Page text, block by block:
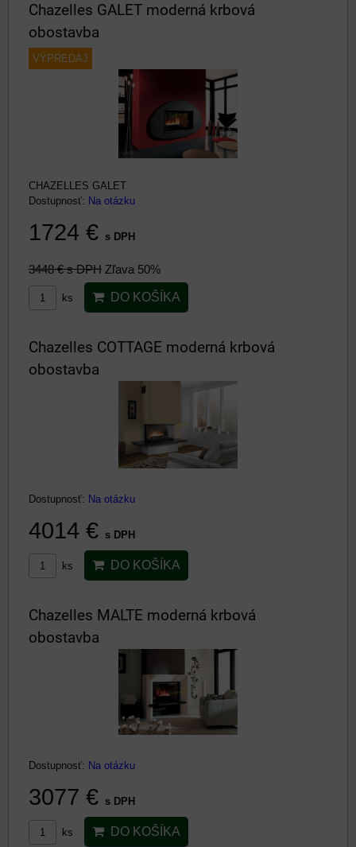
Chazelles GALET moderná krbová
obostavba
VÝPREDAJ
CHAZELLES GALET
Dostupnosť: Na otázku
1724 € s DPH
3448 €s DPH Zľava 50%
ks DO KOŠÍKA
Chazelles COTTAGE moderná krbová
obostavba
Dostupnosť: Na otázku
4014 € s DPH
ks DO KOŠÍKA
Chazelles MALTE moderná krbová
obostavba
Dostupnosť: Na otázku
3077 € s DPH
ks DO KOŠÍKA